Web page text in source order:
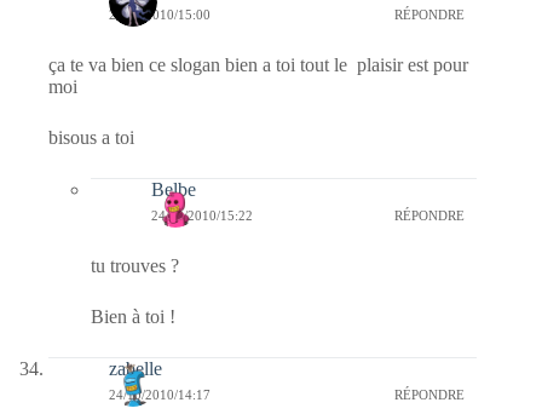
24/10/2010/15:00 RÉPONDRE
ça te va bien ce slogan bien a toi tout le plaisir est pour
moi
bisous a toi
Belbe
24/10/2010/15:22 RÉPONDRE
tu trouves ?
Bien à toi !
zabelle
24/10/2010/14:17 RÉPONDRE